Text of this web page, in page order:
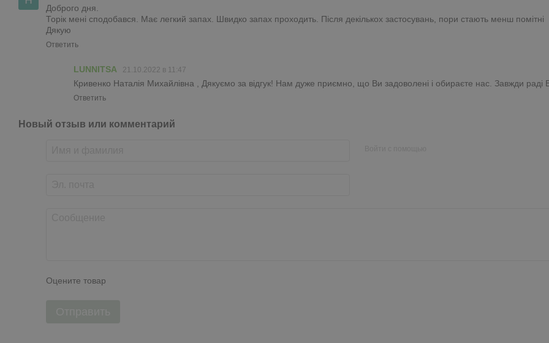
Доброго дня.
Торік мені сподобався. Має легкий запах. Швидко запах проходить. Після декількох застосувань, пори стають менш помітні
Дякую
Ответить
LUNNITSA 21.10.2022 в 11:47
Кривенко Наталія Михайлівна , Дякуємо за відгук! Нам дуже приємно, що Ви задоволені і обираєте нас. Завжди раді
Ответить
Новый отзыв или комментарий
Оцените товар